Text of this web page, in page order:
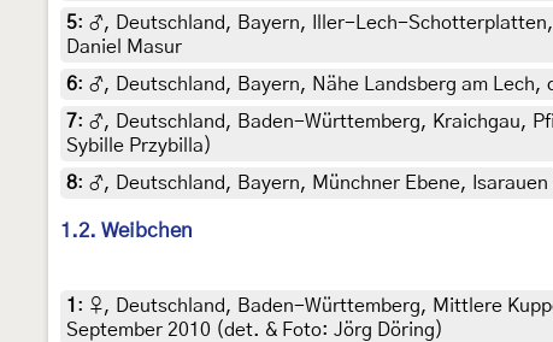
5: ♂, Deutschland, Bayern, Iller-Lech-
Daniel Masur
6: ♂, Deutschland, Bayern, Nähe Landsberg am
7: ♂, Deutschland, Baden-Württemberg, Kraichgau,
Sybille Przybilla)
8: ♂, Deutschland, Bayern, Münchner Ebene,
1.2. Weibchen
1 : ♀, Deutschland, Baden-Württemberg, Mittlere
September 2010 (det. & Foto: Jörg Döring)